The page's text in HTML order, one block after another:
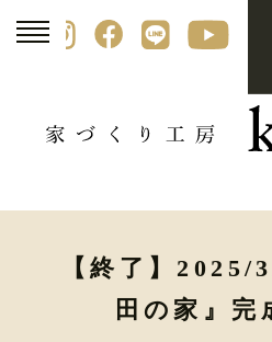
【終了】2025/
田の家』完